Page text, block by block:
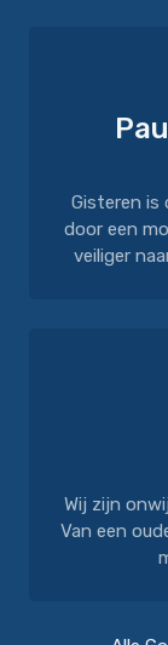
Gisteren is
door een
veiliger
Wij zijn
Van een